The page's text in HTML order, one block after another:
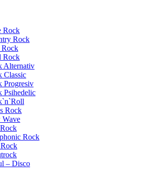
Rock
Rock
Rock
Alternativ
Classic
Progresiv
Psihedelic
Rock
Wave
Rock
– Disco